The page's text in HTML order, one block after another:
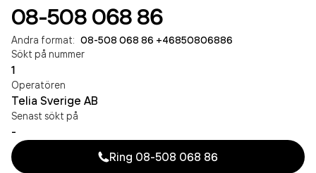
08-508 068 86
Andra format: 08-508 068 86 +46850806886
Sökt på nummer
1
Operatören
Telia Sverige AB
Senast sökt på
-
Ring 08-508 068 86